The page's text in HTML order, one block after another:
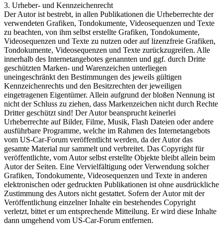
3. Urheber- und Kennzeichenrecht
Der Autor ist bestrebt, in allen Publikationen die Urheberrechte der
verwendeten Grafiken, Tondokumente, Videosequenzen und Texte
zu beachten, von ihm selbst erstellte Grafiken, Tondokumente,
Videosequenzen und Texte zu nutzen oder auf lizenzfreie Grafiken,
Tondokumente, Videosequenzen und Texte zurückzugreifen. Alle
innerhalb des Internetangebotes genannten und ggf. durch Dritte
geschützten Marken- und Warenzeichen unterliegen
uneingeschränkt den Bestimmungen des jeweils gültigen
Kennzeichenrechts und den Besitzrechten der jeweiligen
eingetragenen Eigentümer. Allein aufgrund der bloßen Nennung ist
nicht der Schluss zu ziehen, dass Markenzeichen nicht durch Rechte
Dritter geschützt sind! Der Autor beansprucht keinerlei
Urheberrechte auf Bilder, Filme, Musik, Flash Dateien oder andere
ausführbare Programme, welche im Rahmen des Internetangebots
vom US-Car-Forum veröffentlicht werden, da der Autor das
gesamte Material nur sammelt und verbreitet. Das Copyright für
veröffentlichte, vom Autor selbst erstellte Objekte bleibt allein beim
Autor der Seiten. Eine Vervielfältigung oder Verwendung solcher
Grafiken, Tondokumente, Videosequenzen und Texte in anderen
elektronischen oder gedruckten Publikationen ist ohne ausdrückliche
Zustimmung des Autors nicht gestattet. Sofern der Autor mit der
Veröffentlichung einzelner Inhalte ein bestehendes Copyright
verletzt, bittet er um entsprechende Mitteilung. Er wird diese Inhalte
dann umgehend vom US-Car-Forum entfernen.